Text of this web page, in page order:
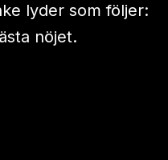
lyder som följer:
nöjet.